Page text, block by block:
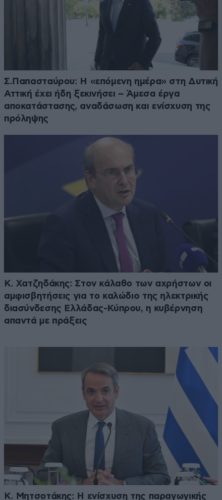
Σ.Παπασταύρου: Η «επόμενη ημέρα» στη Δυτική
Αττική έχει ήδη ξεκινήσει – Άμεσα έργα
αποκατάστασης, αναδάσωση και ενίσχυση της
πρόληψης
Κ. Χατζηδάκης: Στον κάλαθο των αχρήστων οι
αμφισβητήσεις για το καλώδιο της ηλεκτρικής
διασύνδεσης Ελλάδας-Κύπρου, η κυβέρνηση
απαντά με πράξεις
Κ. Μητσοτάκης: Η ενίσχυση της παραγωγικής